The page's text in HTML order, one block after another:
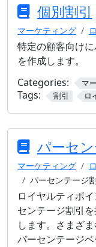
個別割引
マーケティング
特定の顧客向け
を作成します。
Categories:
マ
Tags: 割引 ロ
パーセ
マーケティング
パーセンテージ
ロイヤルティポ
センテージ割引
します。さまざ
パーセンテージベ